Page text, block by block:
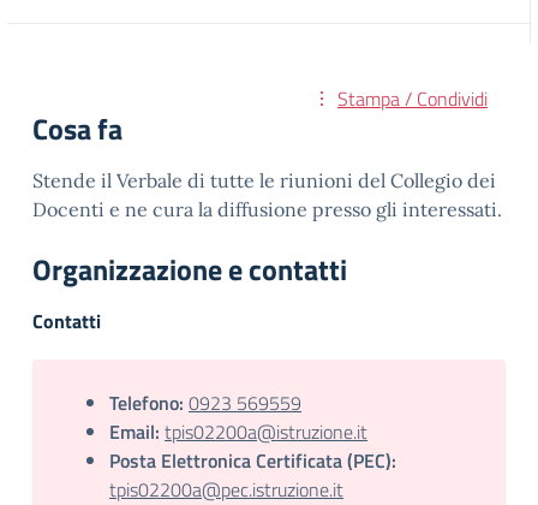
Stampa / Condividi
Cosa fa
Stende il Verbale di tutte le riunioni del Collegio dei
Docenti e ne cura la diffusione presso gli interessati.
Organizzazione e contatti
Contatti
Telefono: 0923 569559
Email: tpis02200a@istruzione.it
Posta Elettronica Certificata (PEC):
tpis02200a@pec.istruzione.it